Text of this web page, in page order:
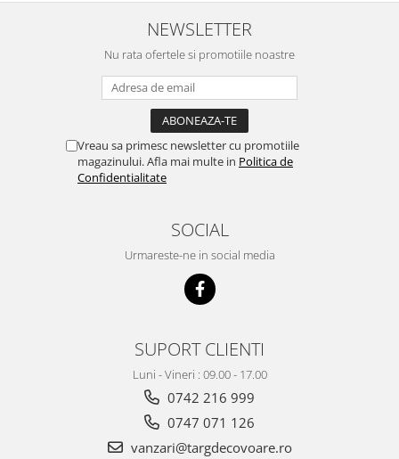
NEWSLETTER
Nu rata ofertele si promotiile noastre
Vreau sa primesc newsletter cu promotiile
magazinului. Afla mai multe in Politica de
Confidentialitate
SOCIAL
Urmareste-ne in social media
SUPORT CLIENTI
Luni - Vineri : 09.00 - 17.00
0742 216 999
0747 071 126
vanzari@targdecovoare.ro